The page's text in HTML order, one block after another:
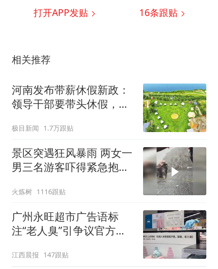
打开APP发贴 16条跟贴
相关推荐
河南发布带薪休假新政：
领导干部要带头休假，推
足；鼓励3-7天弹性长假，
构建“周五半天+周末+年
假”短途度假模式
极目新闻 1.7万跟贴
景区突遇狂风暴雨 两女一
男三名游客吓得紧急抱团
火炼树 1116跟贴
广州永旺超市广告语标
注“老人臭”引争议官方回
核实完毕后会回电
江西晨报 147跟贴